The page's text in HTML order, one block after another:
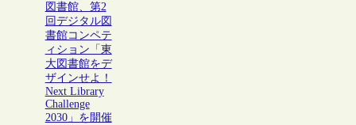
図書館、第2
回デジタル図
書館コンペテ
ィション「東
大図書館をデ
ザインせよ！
Next Library
Challenge
2030」を開催